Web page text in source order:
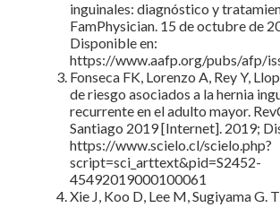
inguinales: diagnóstico y
FamPhysician. 15 de octubre de
Disponible en:
https://www.aafp.org/pubs/afp/
Fonseca FK, Lorenzo A, Rey Y,
de riesgo asociados a la hernia
recurrente en el adulto mayor.
Santiago 2019 [Internet]. 2019;
https://www.scielo.cl/scielo.php?
script=sci_arttext&pid=S2452-
45492019000100061
Xie J, Koo D, Lee M, Sugiyama G.